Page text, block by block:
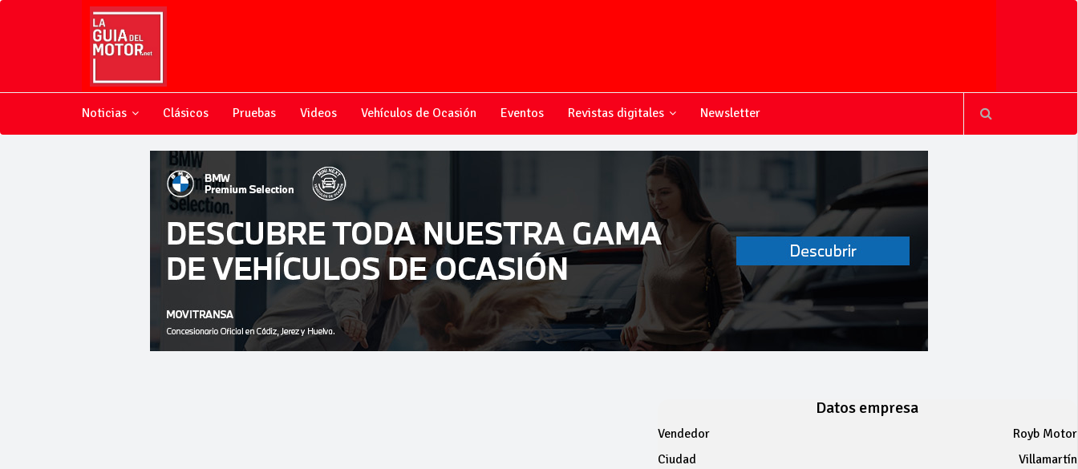
Noticias Clásicos Pruebas Videos Vehículos de Ocasión Eventos Revistas digitales Newsletter
Datos empresa
Vendedor
Royb Motor
Ciudad
Villamartín